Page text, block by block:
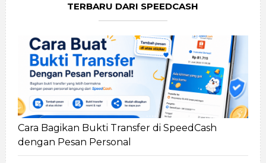
TERBARU DARI SPEEDCASH
Cara Bagikan Bukti Transfer di SpeedCash
dengan Pesan Personal